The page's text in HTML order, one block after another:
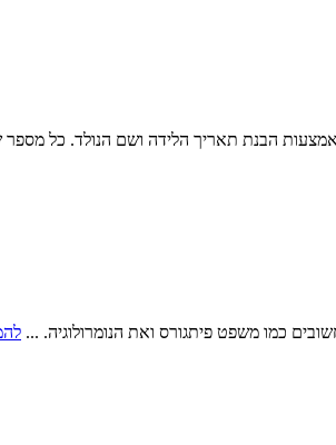
הבנת תאריך הלידה ושם הנולד. כל
כמו משפט פיתגורס ואת הנומרולוגיה. ...